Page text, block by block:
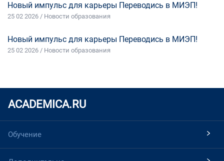
Новый импульс для карьеры Переводись в МИЭП!
25 02 2026 / Новости образования
Новый импульс для карьеры Переводись в МИЭП!
25 02 2026 / Новости образования
ACADEMICA.RU
Обучение